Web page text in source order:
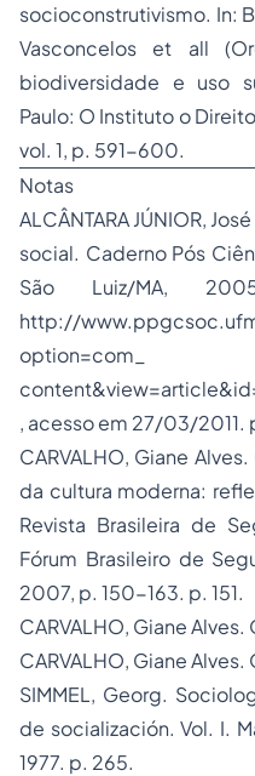
socioconstrutivismo. In:
Vasconcelos et all
biodiversidade e uso
Paulo: O Instituto o
vol. 1, p. 591-600.
Notas
ALCÂNTARA JÚNIOR,
social. Caderno Pós
São Luiz/MA,
http://
option=com_
, acesso em 27/03/2011.
CARVALHO, Giane
da cultura moderna:
Revista Brasileira de
Fórum Brasileiro de
2007, p. 150-163. p. 151.
CARVALHO, Giane Alves.
CARVALHO, Giane Alves.
SIMMEL, Georg.
de socialización. Vol. I.
1977. p. 265.